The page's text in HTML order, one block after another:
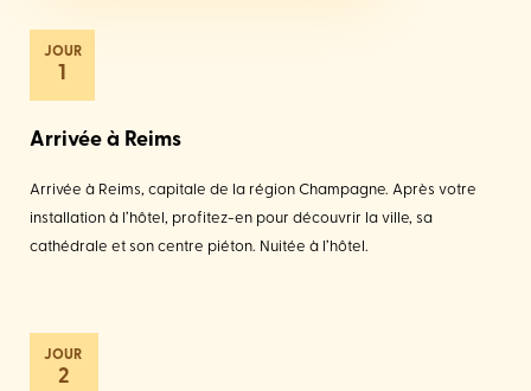
1
Arrivée à Reims
Arrivée à Reims, capitale de la région Champagne. Après votre
installation à l’hôtel, profitez-en pour découvrir la ville, sa
cathédrale et son centre piéton. Nuitée à l’hôtel.
2